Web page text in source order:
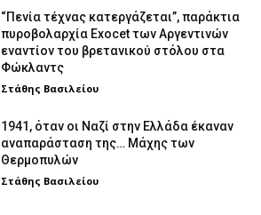
“Πενία τέχνας κατεργάζεται”, παράκτια
πυροβολαρχία Exocet των Αργεντινών
εναντίον του βρετανικού στόλου στα
Φώκλαντς
Στάθης Βασιλείου
1941, όταν οι Ναζί στην Ελλάδα έκαναν
αναπαράσταση της… Μάχης των
Θερμοπυλών
Στάθης Βασιλείου